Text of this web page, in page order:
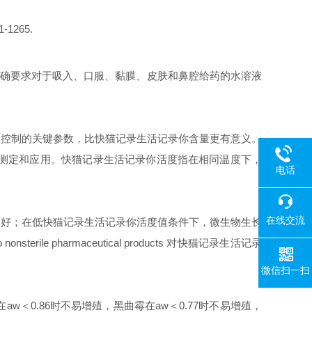
1265.
吸入、口服、黏膜、皮肤和鼻腔给药的水溶液
关键参数，比快猫记录生活记录你含量更有意义。
和应用。快猫记录生活记录你活度指在相同温度下，
；在低快猫记录生活记录你活度值条件下，微生物生长
pharmaceutical products 对快猫记录生活记录
aw＜0.86时不易增殖，黑曲霉在aw ＜0.77时不易增殖，
电话
在线交流
微信扫一扫